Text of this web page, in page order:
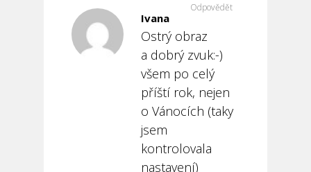
Ivana
Ostrý obraz
a dobrý zvuk:-)
všem po celý
příští rok, nejen
o Vánocích (taky
jsem
kontrolovala
nastavení)
Odpovědět